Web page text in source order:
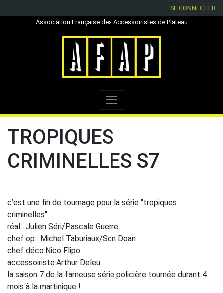
SE CONNECTER
Association Française des Accessoiristes de Plateau
TROPIQUES
CRIMINELLES S7
c’est une fin de tournage pour la série "tropiques
criminelles"
réal : Julien Séri/Pascale Guerre
chef op : Michel Taburiaux/Son Doan
chef déco:Nico Flipo
accessoiriste:Arthur Deleu
la saison 7 de la fameuse série policière tournée durant 4
mois à la martinique !